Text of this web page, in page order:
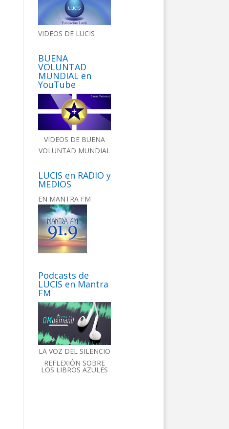
VIDEOS DE LUCIS
BUENA
VOLUNTAD
MUNDIAL en
YouTube
VIDEOS DE BUENA
VOLUNTAD MUNDIAL
LUCIS en RADIO y
MEDIOS
EN MANTRA FM
Podcasts de
LUCIS en Mantra
FM
LA VOZ DEL SILENCIO
REFLEXIÓN SOBRE
LOS LIBROS AZULES